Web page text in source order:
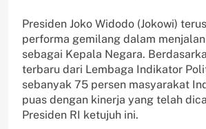
Presiden Joko Widodo (Jokowi)
performa gemilang dalam
sebagai Kepala Negara.
terbaru dari Lembaga Indikator
sebanyak 75 persen masyarakat
puas dengan kinerja yang telah
Presiden RI ketujuh ini.